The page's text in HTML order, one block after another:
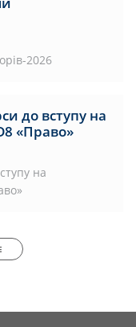
2026
до вступу на
«Право»
на